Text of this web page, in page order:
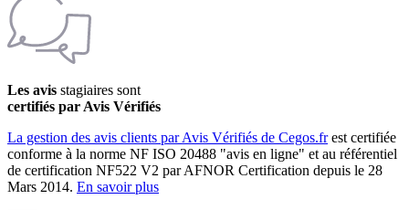
Les avis stagiaires sont
certifiés par Avis Vérifiés
La gestion des avis clients par Avis Vérifiés de Cegos.frest certifiée
conforme à la norme NF ISO 20488 "avis en ligne" et au référentiel
de certification NF522 V2 par AFNOR Certification depuis le 28
Mars 2014. En savoir plus